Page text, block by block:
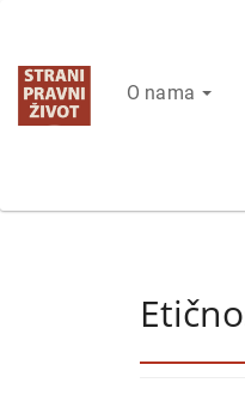
Glavni
sadržaj
Bočna
O nama